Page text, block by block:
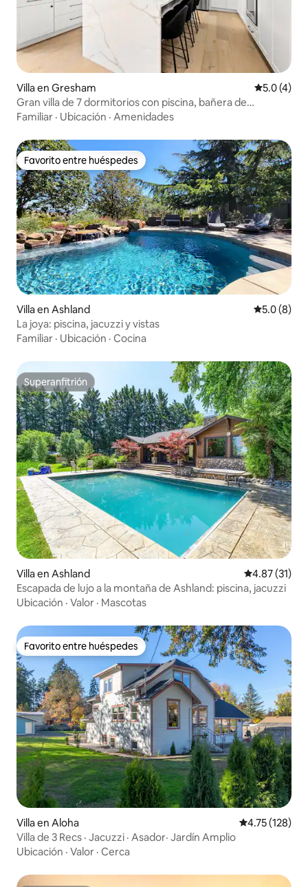
Villa en Gresham
5.0 (4)
Gran villa de 7 dormitorios con piscina, bañera de
hidromasaje y sauna
Familiar · Ubicación · Amenidades
Favorito entre huéspedes
Favorito entre huéspedes
Villa en Ashland
5.0 (8)
La joya: piscina, jacuzzi y vistas
Familiar · Ubicación · Cocina
Superanfitrión
Superanfitrión
Villa en Ashland Calificación
4.87 (31)
Escapada de lujo a la montaña de Ashland: piscina, jacuzzi
Ubicación · Valor · Mascotas
Favorito entre huéspedes
Favorito entre huéspedes
Villa en Aloha Calificación
4.75 (128)
Villa de 3 Recs · Jacuzzi · Asador· Jardín Amplio
Ubicación · Valor · Cerca